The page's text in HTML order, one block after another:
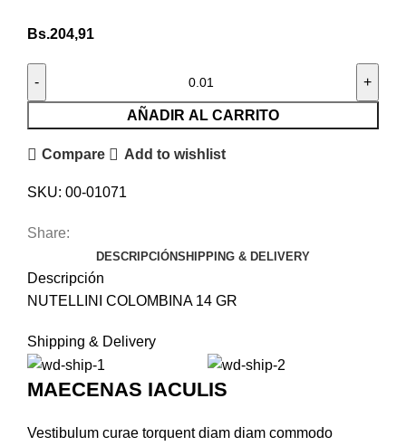
Bs.204,91
AÑADIR AL CARRITO
Compare Add to wishlist
SKU: 00-01071
Share:
DESCRIPCIÓNSHIPPING & DELIVERY
Descripción
NUTELLINI COLOMBINA 14 GR
Shipping & Delivery
MAECENAS IACULIS
Vestibulum curae torquent diam diam commodo